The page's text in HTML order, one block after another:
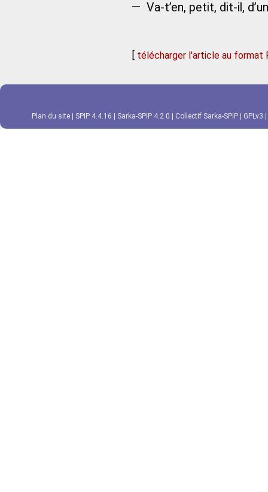
— Va-t’en, petit, dit-il,
[ télécharger l'article au format
Plan du site SPIP 4.4.16 Sarka-SPIP 4.2.0 Collectif Sarka-SPIP GPLv3